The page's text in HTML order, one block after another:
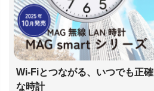
Wi-Fiとつながる、いつでも正確
な時計